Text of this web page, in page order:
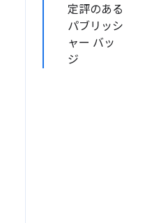
定評のある
パブリッシ
ャー バッ
ジ